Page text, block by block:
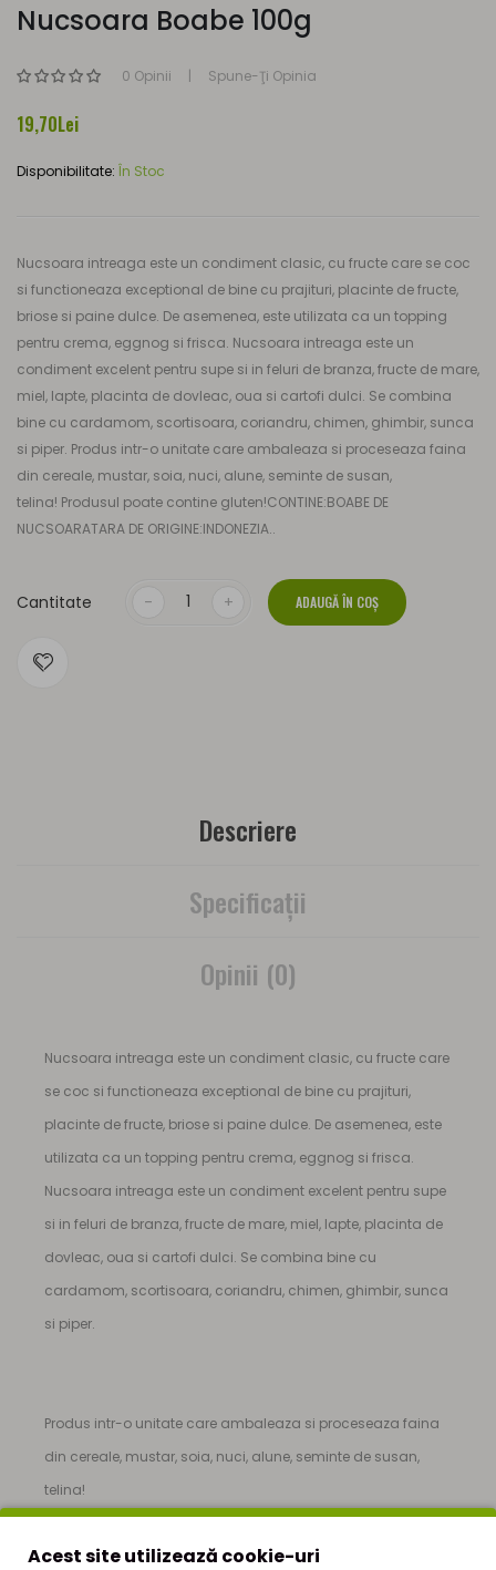
Nucsoara Boabe 100g
0 Opinii Spune-Ţi Opinia
19,70Lei
Disponibilitate: În Stoc
Nucsoara intreaga este un condiment clasic, cu fructe care se coc
si functioneaza exceptional de bine cu prajituri, placinte de fructe,
briose si paine dulce. De asemenea, este utilizata ca un topping
pentru crema, eggnog si frisca. Nucsoara intreaga este un
condiment excelent pentru supe si in feluri de branza, fructe de mare,
miel, lapte, placinta de dovleac, oua si cartofi dulci. Se combina
bine cu cardamom, scortisoara, coriandru, chimen, ghimbir, sunca
si piper. Produs intr-o unitate care ambaleaza si proceseaza faina
din cereale, mustar, soia, nuci, alune, seminte de susan,
telina! Produsul poate contine gluten!CONTINE:BOABE DE
NUCSOARATARA DE ORIGINE:INDONEZIA..
Cantitate ADAUGĂ ÎN COŞ
Descriere
Specificaţii
Opinii (0)
Nucsoara intreaga este un condiment clasic, cu fructe care
se coc si functioneaza exceptional de bine cu prajituri,
placinte de fructe, briose si paine dulce. De asemenea, este
utilizata ca un topping pentru crema, eggnog si frisca.
Nucsoara intreaga este un condiment excelent pentru supe
si in feluri de branza, fructe de mare, miel, lapte, placinta de
dovleac, oua si cartofi dulci. Se combina bine cu
cardamom, scortisoara, coriandru, chimen, ghimbir, sunca
si piper.
Produs intr-o unitate care ambaleaza si proceseaza faina
din cereale, mustar, soia, nuci, alune, seminte de susan,
telina!
Produsul poate contine gluten!
Acest site utilizează cookie-uri